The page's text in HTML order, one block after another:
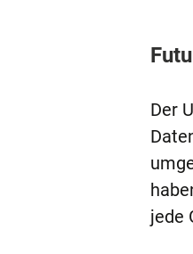
Der
jede